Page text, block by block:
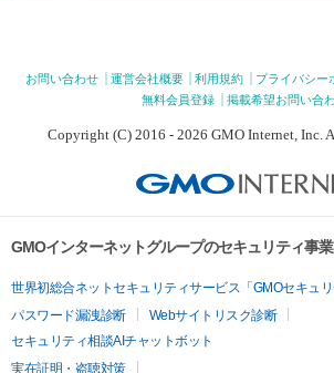
お問い合わせ 運営会社概要 利用規約 プライバシー
無料会員登録
掲載希望お問い合
Copyright (C) 2016 - 2026 GMO Internet, Inc.
GMOインターネットグループのセキュリティ事
世界初総合ネットセキュリティサービス「GMOセキュリ
パスワード漏洩診断
Webサイトリスク診断
セキュリティ相談AIチャットボット
実在証明・盗聴対策